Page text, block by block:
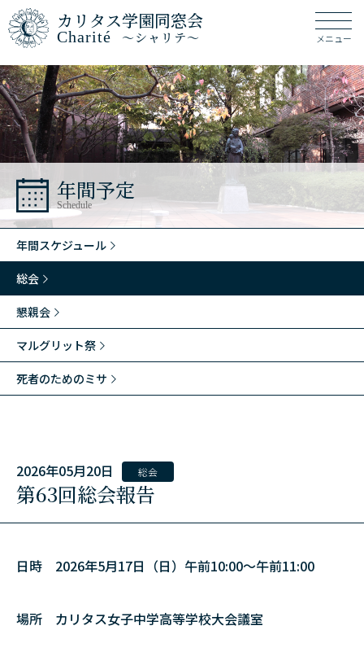
カリタス学園同窓会
Charité ～シャリテ～ メニュー
年間予定
Schedule
年間スケジュール
総会
懇親会
マルグリット祭
死者のためのミサ
2026年05月20日 総会
第63回総会報告
日時 2026年5月17日（日）午前10:00～午前11:00
場所 カリタス女子中学高等学校大会議室